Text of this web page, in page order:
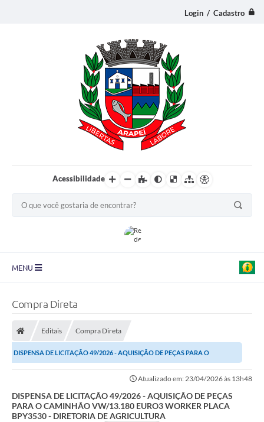
Login / Cadastro
Acessibilidade
MENU
Diário Oficial
Legislação
Ouvidoria
Compra Direta
Editais Compra Direta
DISPENSA DE LICITAÇÃO 49/2026 - AQUISIÇÃO DE PEÇAS PARA O
Atualizado em: 23/04/2026 às 13h48
DISPENSA DE LICITAÇÃO 49/2026 - AQUISIÇÃO DE PEÇAS
PARA O CAMINHÃO VW/13.180 EURO3 WORKER PLACA
BPY3530 - DIRETORIA DE AGRICULTURA